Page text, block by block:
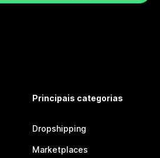
Principais categorias
Dropshipping
Marketplaces